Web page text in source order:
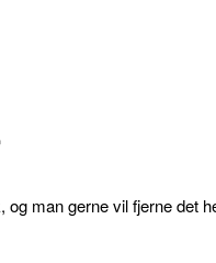
man gerne vil fjerne det